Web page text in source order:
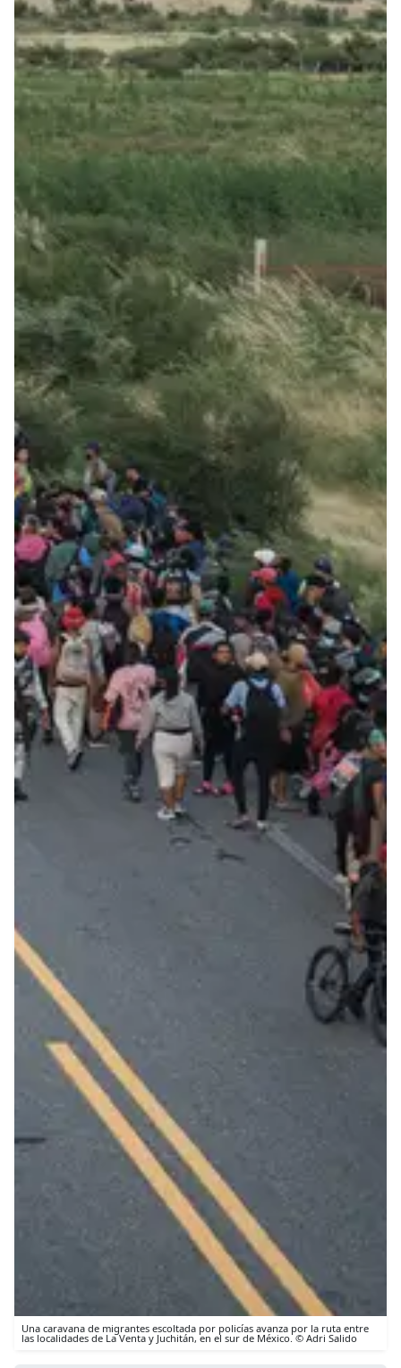
Una caravana de migrantes escoltada por policías avanza por la ruta entre
las localidades de La Venta y Juchitán, en el sur de México. © Adri Salido